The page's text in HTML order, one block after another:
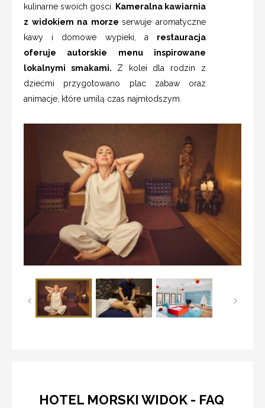
kulinarne swoich gości. Kameralna kawiarnia
z widokiem na morzeserwuje aromatyczne
kawy i domowe wypieki, a restauracja
oferuje autorskie menu inspirowane
lokalnymi smakami. Z kolei dla rodzin z
dziećmi przygotowano plac zabaw oraz
animacje, które umilą czas najmłodszym.
HOTEL MORSKI WIDOK - FAQ